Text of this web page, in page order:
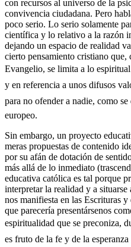
con recursos al universo de la
convivencia ciudadana. Pero
poco serio. Lo serio solamente
científica y lo relativo a la razón
dejando un espacio de realidad
cierto pensamiento cristiano
Evangelio, se limita a lo
y en referencia a unos difusos
para no ofender a nadie, como
europeo.
Sin embargo, un proyecto
meras propuestas de contenido
por su afán de dotación de
más allá de lo inmediato
educativa católica es tal porque
interpretar la realidad y a
nos manifiesta en las Escrituras
que parecería presentársenos
espiritualidad que se preconiza,
es fruto de la fe y de la esperanza